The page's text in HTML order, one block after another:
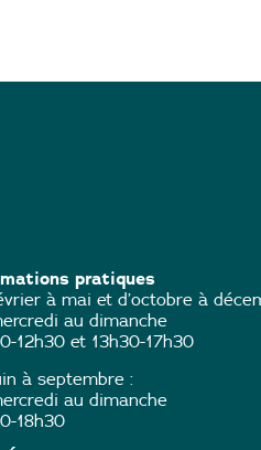
pratiques
à mai et d’octobre à
au dimanche
12h30 et 13h30-17h30
à septembre :
au dimanche
18h30